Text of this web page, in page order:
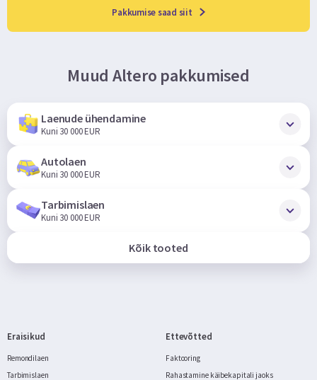
Pakkumise saad siit
Muud Altero pakkumised
Laenude ühendamine
Kuni 30 000 EUR
Autolaen
Kuni 30 000 EUR
Tarbimislaen
Kuni 30 000 EUR
Kõik tooted
Eraisikud
Remondilaen
Tarbimislaen
Ettevõtted
Faktooring
Rahastamine käibekapitali jaoks